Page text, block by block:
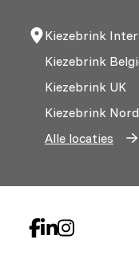
Kiezebrink
Kiezebrink
Kiezebrink UK
Kiezebrink
Alle locaties